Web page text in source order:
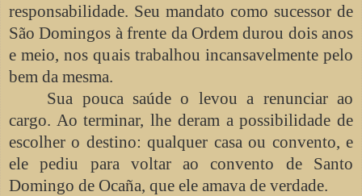
responsabilidade. Seu mandato como sucessor de
São Domingos à frente da Ordem durou dois anos
e meio, nos quais trabalhou incansavelmente pelo
bem da mesma.
Sua pouca saúde o levou a renunciar ao
cargo. Ao terminar, lhe deram a possibilidade de
escolher o destino: qualquer casa ou convento, e
ele pediu para voltar ao convento de Santo
Domingo de Ocaña, que ele amava de verdade.